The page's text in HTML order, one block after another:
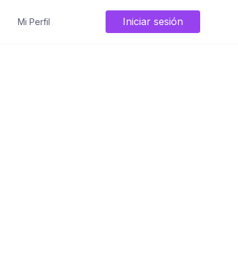
Mi Perfil Iniciar sesión